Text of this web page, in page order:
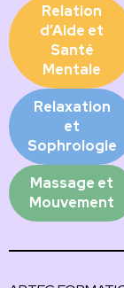
Relation
d’Aide et
Santé
Mentale
Relaxation
et
Sophrologie
Massage et
Mouvement